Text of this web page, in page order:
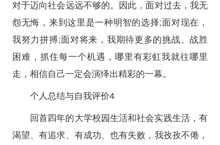
对于迈向社会远远不够的。因此，面对过去，我无
怨无悔，来到这里是一种明智的选择;面对现在，
我努力拼搏;面对将来，我期待更多的挑战。战胜
困难，抓住每一个机遇，哪里有彩虹我就往哪里
走，相信自己一定会演绎出精彩的一幕。
个人总结与自我评价4
回首四年的大学校园生活和社会实践生活，有
渴望、有追求、有成功、也有失败，我孜孜不倦，